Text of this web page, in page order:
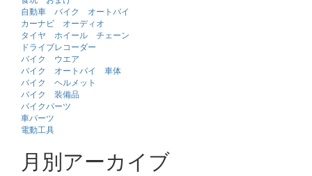
自動車 バイク オートバイ
カーナビ オーディオ
タイヤ ホイール チェーン
ドライブレコーダー
バイク ウエア
バイク オートバイ 車体
バイク ヘルメット
バイク 装備品
バイクパーツ
車パーツ
電動工具
月別アーカイブ